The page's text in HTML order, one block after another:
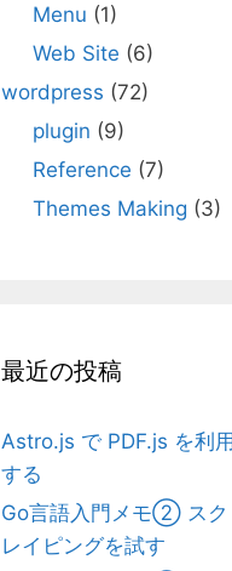
Menu (1)
Web Site (6)
wordpress (72)
plugin (9)
Reference (7)
Themes Making (3)
最近の投稿
Astro.js で PDF.js を利用
する
Go言語入門メモ② スク
レイピングを試す